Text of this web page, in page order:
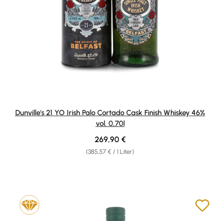
Dunville's 21 YO Irish Palo Cortado Cask Finish Whiskey 46%
vol. 0,70l
(385,57 € / 1 Liter)
Regulärer Preis:
269,90 €